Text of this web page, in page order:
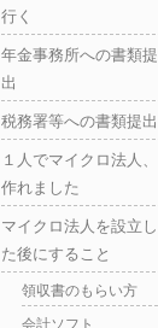
行く
年金事務所への書類提
出
税務署等への書類提出
１人でマイクロ法人、
作れました
マイクロ法人を設立し
た後にすること
領収書のもらい方
会計ソフト